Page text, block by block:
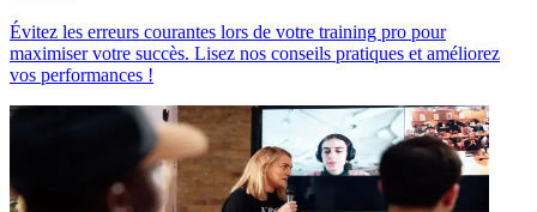
Évitez les erreurs courantes lors de votre training pro pour
maximiser votre succès. Lisez nos conseils pratiques et améliorez
vos performances !